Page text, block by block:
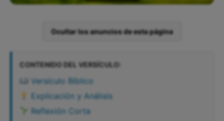
Ocultar los anuncios de esta página
CONTENIDO DEL VERSÍCULO:
Versículo Bíblico
Explicación y Análisis
Reflexión Corta